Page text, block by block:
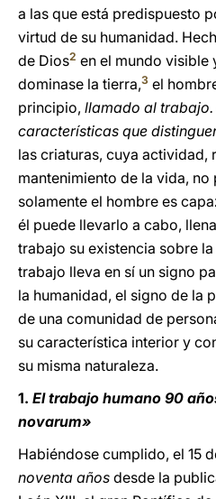
a las que está predispuesto
virtud de su humanidad.
de Dios2 en el mundo visible
dominase la tierra,3 el
principio, llamado al trabajo.
características que
las criaturas, cuya actividad,
mantenimiento de la vida,
solamente el hombre es
él puede llevarlo a cabo,
trabajo su existencia sobre
trabajo lleva en sí un signo
la humanidad, el signo de la
de una comunidad de
su característica interior y
su misma naturaleza.
1. El trabajo humano 90
novarum»
Habiéndose cumplido, el 15
noventa años desde la